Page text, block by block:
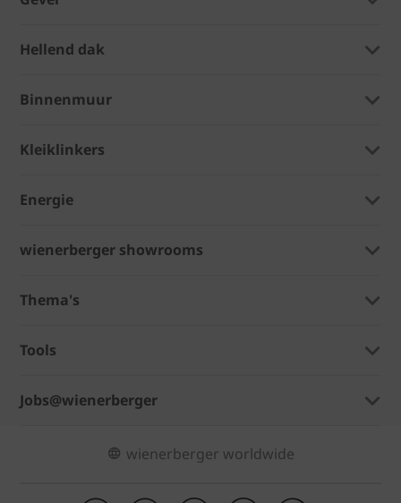
Hellend dak
Binnenmuur
Kleiklinkers
Energie
wienerberger showrooms
Thema's
Tools
Jobs@wienerberger
wienerberger worldwide